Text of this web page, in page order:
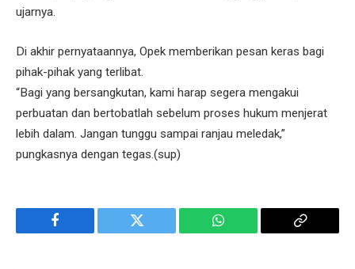
ujarnya.
Di akhir pernyataannya, Opek memberikan pesan keras bagi
pihak-pihak yang terlibat.
“Bagi yang bersangkutan, kami harap segera mengakui
perbuatan dan bertobatlah sebelum proses hukum menjerat
lebih dalam. Jangan tunggu sampai ranjau meledak,”
pungkasnya dengan tegas.(sup)
Facebook Twitter WhatsApp
Copy